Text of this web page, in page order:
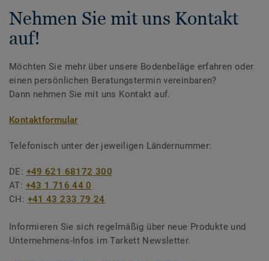
Nehmen Sie mit uns Kontakt
auf!
Möchten Sie mehr über unsere Bodenbeläge erfahren oder
einen persönlichen Beratungstermin vereinbaren?
Dann nehmen Sie mit uns Kontakt auf.
Kontaktformular
Telefonisch unter der jeweiligen Ländernummer:
DE: +49 621 68172 300
AT: +43 1 716 44 0
CH: +41 43 233 79 24
Informieren Sie sich regelmäßig über neue Produkte und
Unternehmens-Infos im Tarkett Newsletter.